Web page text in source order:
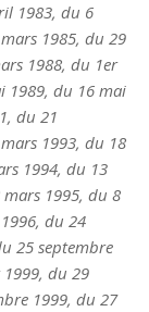
1983, du 6
1985, du 29
1988, du 1er
1989, du 16 mai
du 21
1993, du 18
1994, du 13
1995, du 8
du 24
25 septembre
du 29
1999, du 27